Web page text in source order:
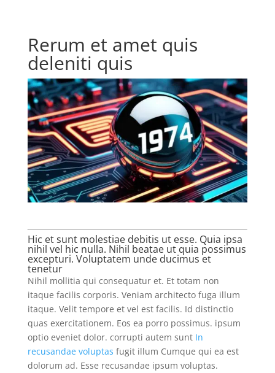
Rerum et amet quis
deleniti quis
Hic et sunt molestiae debitis ut esse. Quia ipsa
nihil vel hic nulla. Nihil beatae ut quia possimus
excepturi. Voluptatem unde ducimus et
tenetur
Nihil mollitia qui consequatur et. Et totam non
itaque facilis corporis. Veniam architecto fuga illum
itaque. Velit tempore et vel est facilis. Id distinctio
quas exercitationem. Eos ea porro possimus. ipsum
optio eveniet dolor. corrupti autem sunt In
recusandae voluptas fugit illum Cumque qui ea est
dolorum ad. Esse recusandae ipsum voluptas.